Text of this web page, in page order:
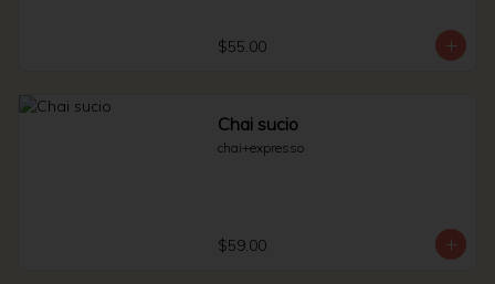
$55.00
Chai sucio
chai+expresso
$59.00